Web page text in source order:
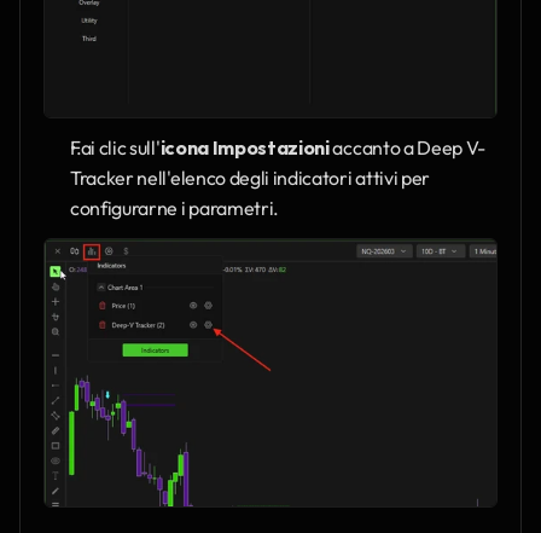
Fai clic sull'icona Impostazioni accanto a Deep V-
Tracker nell'elenco degli indicatori attivi per
configurarne i parametri.